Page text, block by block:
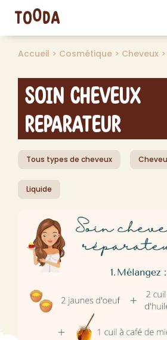
Accueil > Cosmétique > Cheveux >
Soin Cheveux
reparateur
Tous types de cheveux
Liquide